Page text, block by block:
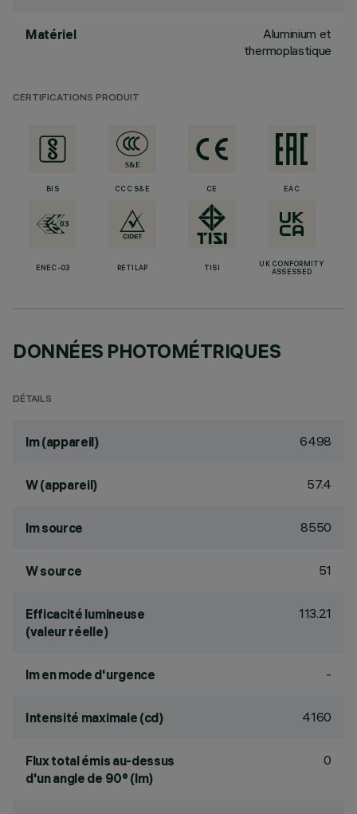
Matériel
Aluminium et
thermoplastique
CERTIFICATIONS PRODUIT
BIS CCC S&E CE EAC
ENEC-03 RETILAP TISI
UK CONFORMITY
ASSESSED
DONNÉES PHOTOMÉTRIQUES
DÉTAILS
lm (appareil) 6498
W (appareil) 57.4
lm source 8550
W source 51
Efficacité lumineuse
(valeur réelle)
113.21
lm en mode d'urgence -
Intensité maximale (cd) 4160
Flux total émis au-dessus
d'un angle de 90° (lm)
0